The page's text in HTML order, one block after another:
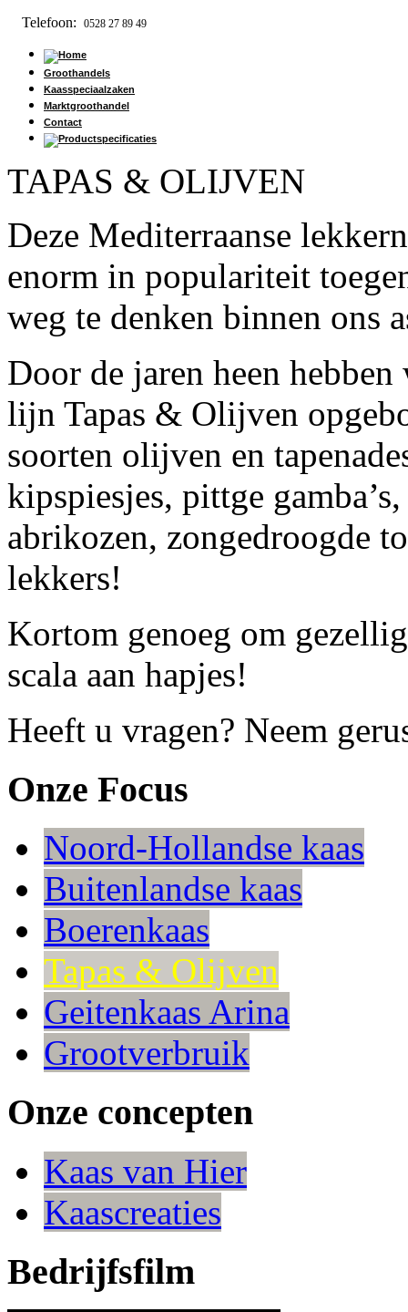
Telefoon: 0528 27 89 49
Groothandels
Kaasspeciaalzaken
Marktgroothandel
Contact
TAPAS & OLIJVEN
Deze Mediterraanse
enorm in populariteit
weg te denken binnen ons
Door de jaren heen
lijn Tapas & Olijven
soorten olijven en
kipspiesjes, pittge
abrikozen, zongedroogde
lekkers!
Kortom genoeg om
scala aan hapjes!
Heeft u vragen? Neem
Onze Focus
Noord-Hollandse kaas
Buitenlandse kaas
Boerenkaas
Tapas & Olijven
Geitenkaas Arina
Grootverbruik
Onze concepten
Kaas van Hier
Kaascreaties
Bedrijfsfilm